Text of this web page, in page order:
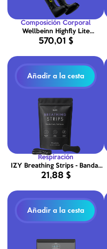
Composición Corporal
Wellbeinn Highfly Lite
Portables Botas de
570,01 $
Añadir a la cesta
Respiración
IZY Breathing Strips - Bandas
nasales para respirar mejor -
21,88 $
Añadir a la cesta